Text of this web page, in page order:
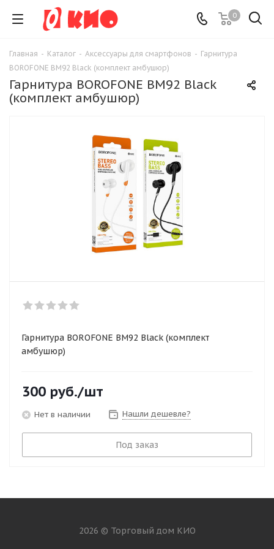
0
Главная - Каталог - Аксессуары для смартфонов - Гарнитура
BOROFONE BM92 Black (комплект амбушюр)
Гарнитура BOROFONE BM92 Black
(комплект амбушюр)
Гарнитура BOROFONE BM92 Black (комплект
амбушюр)
300 руб./шт
Нет в наличии Нашли дешевле?
Под заказ
2026 © Торговый дом КИО